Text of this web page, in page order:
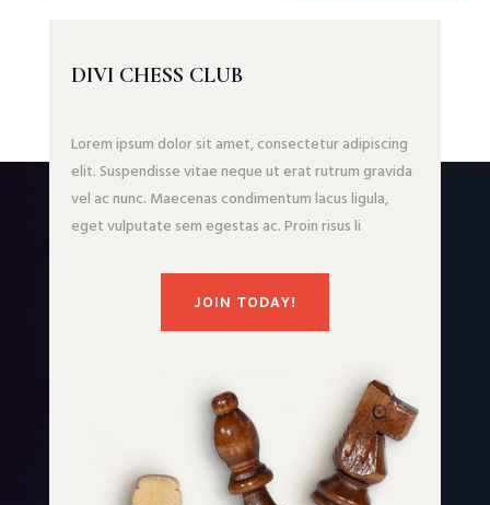
DIVI CHESS CLUB
Lorem ipsum dolor sit amet, consectetur adipiscing
elit. Suspendisse vitae neque ut erat rutrum gravida
vel ac nunc. Maecenas condimentum lacus ligula,
eget vulputate sem egestas ac. Proin risus li
JOIN TODAY!